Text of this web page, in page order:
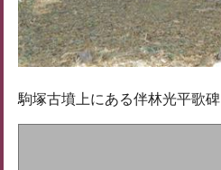
駒塚古墳上にある伴林光平歌碑